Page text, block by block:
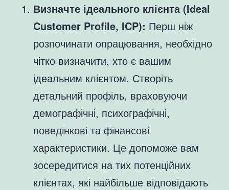
Визначте ідеального клієнта (Ideal
Customer Profile, ICP): Перш ніж
розпочинати опрацювання, необхідно
чітко визначити, хто є вашим
ідеальним клієнтом. Створіть
детальний профіль, враховуючи
демографічні, психографічні,
поведінкові та фінансові
характеристики. Це допоможе вам
зосередитися на тих потенційних
клієнтах, які найбільше відповідають